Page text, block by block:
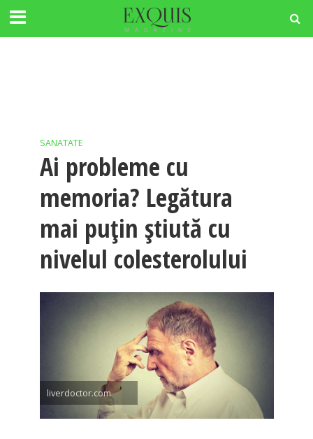
SANATATE
Ai probleme cu
memoria? Legătura
mai puțin știută cu
nivelul colesterolului
liverdoctor.com